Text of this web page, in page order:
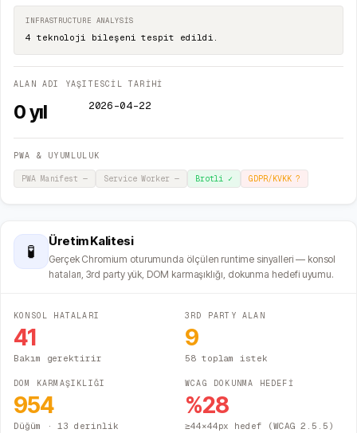
INFRASTRUCTURE ANALYSIS
4 teknoloji bileşeni tespit edildi.
ALAN ADI YAŞI
0yıl
TESCİL TARİHİ
2026-04-22
PWA & UYUMLULUK
PWA Manifest— Service Worker — Brotli✓ GDPR/KVKK?
🧪
Üretim Kalitesi
Gerçek Chromium oturumunda ölçülen runtime sinyalleri — konsol
hataları, 3rd party yük, DOM karmaşıklığı, dokunma hedefi uyumu.
KONSOL HATALARI
41
Bakım gerektirir
3RD PARTY ALAN
9
58 toplam istek
DOM KARMAŞIKLIĞI
954
Düğüm · 13 derinlik
WCAG DOKUNMA HEDEFİ
%28
≥44×44px hedef (WCAG 2.5.5)